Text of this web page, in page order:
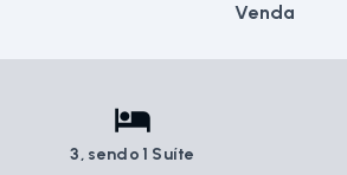
Venda
3, sendo 1 Suíte